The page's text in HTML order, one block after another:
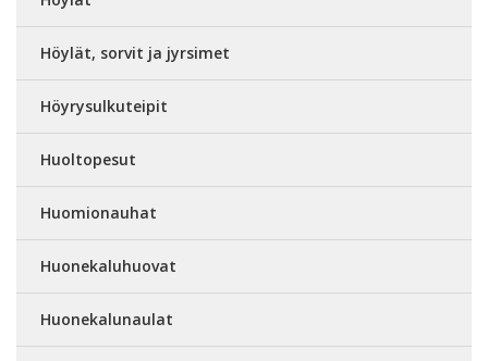
Höylät, sorvit ja jyrsimet
Höyrysulkuteipit
Huoltopesut
Huomionauhat
Huonekaluhuovat
Huonekalunaulat